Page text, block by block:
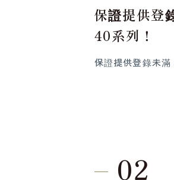
保證提供登
40系列！
保證提供登錄未滿
02